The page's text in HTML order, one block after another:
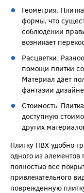
Геометрия.
формы, что
соблюдении
возникает
Расцветки.
помощи плитки
Материал дает
фантазии
Стоимость.
доступную
других
Плитку ПВХ удобно
одного из элементов
полностью все
привлекательного
поврежденную